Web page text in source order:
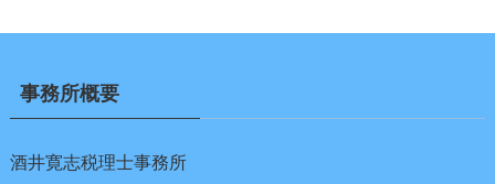
事務所概要
酒井寛志税理士事務所